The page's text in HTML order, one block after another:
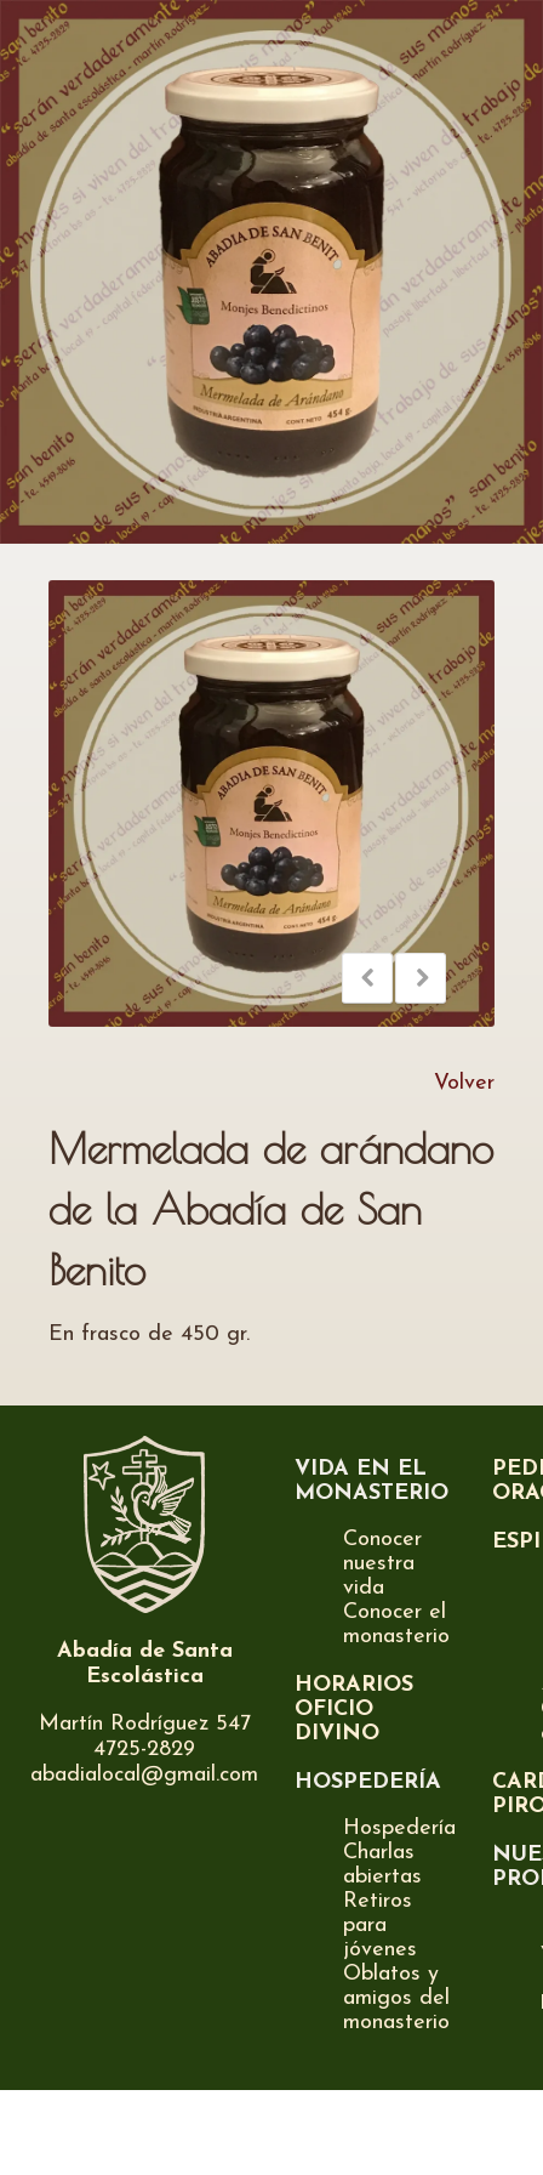
Volver
Mermelada de arándano
de la Abadía de San
Benito
En frasco de 450 gr.
Abadía de Santa
Escolástica
Martín Rodríguez 547
4725-2829
abadialocal@gmail.com
VIDA EN EL
MONASTERIO
Conocer
nuestra
vida
Conocer el
monasterio
HORARIOS
OFICIO
DIVINO
HOSPEDERÍA
Hospedería
Charlas
abiertas
Retiros
para
jóvenes
Oblatos y
amigos del
monasterio